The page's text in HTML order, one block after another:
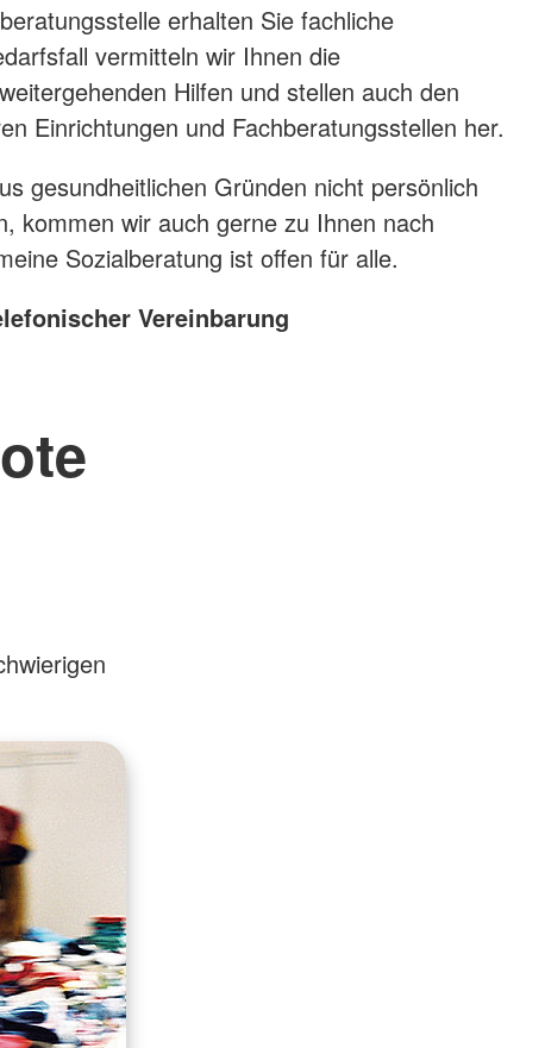
erhalten Sie fachliche
vermitteln wir Ihnen die
Hilfen und stellen auch den
Einrichtungen und Fachberatungsstellen her.
gesundheitlichen Gründen nicht persönlich
kommen wir auch gerne zu Ihnen nach
Sozialberatung ist offen für alle.
Vereinbarung